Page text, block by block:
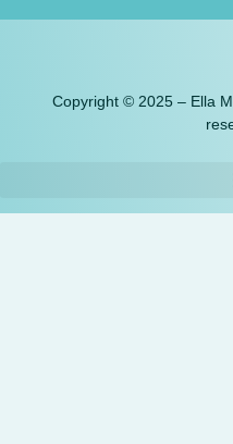
Copyright © 2025 – Ella